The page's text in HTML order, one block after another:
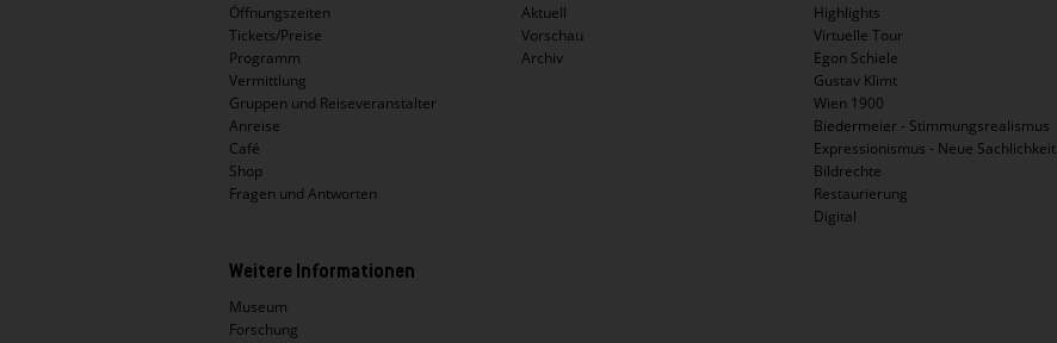
Öffnungszeiten
Tickets/Preise
Programm
Vermittlung
Gruppen und Reiseveranstalter
Anreise
Café
Shop
Fragen und Antworten
Aktuell
Vorschau
Archiv
Highlights
Virtuelle Tour
Egon Schiele
Gustav Klimt
Wien 1900
Biedermeier - Stimmungsrealismus
Expressionismus - Neue Sachlichkeit
Bildrechte
Restaurierung
Digital
Weitere Informationen
Museum
Forschung